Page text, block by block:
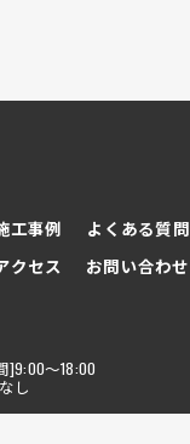
]9:00～18:00
し
工事例 よくある質問
クセス お問い合わせ